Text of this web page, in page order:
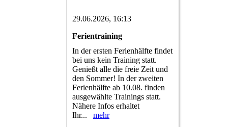
29.06.2026, 16:13
Ferientraining
In der ersten Ferienhälfte findet
bei uns kein Training statt.
Genießt alle die freie Zeit und
den Sommer! In der zweiten
Ferienhälfte ab 10.08. finden
ausgewählte Trainings statt.
Nähere Infos erhaltet
Ihr... mehr